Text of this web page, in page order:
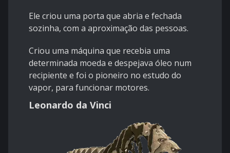
Ele criou uma porta que abria e fechada
sozinha, com a aproximação das pessoas.
Criou uma máquina que recebia uma
determinada moeda e despejava óleo num
recipiente e foi o pioneiro no estudo do
vapor, para funcionar motores.
Leonardo da Vinci